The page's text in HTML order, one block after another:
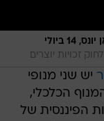
רגעי התקיפה מניסיון החיסול של מוחמד דף בחאן יונס, 14 ביולי
יש שני מנופי
הכלכלי,
הפיננסית של